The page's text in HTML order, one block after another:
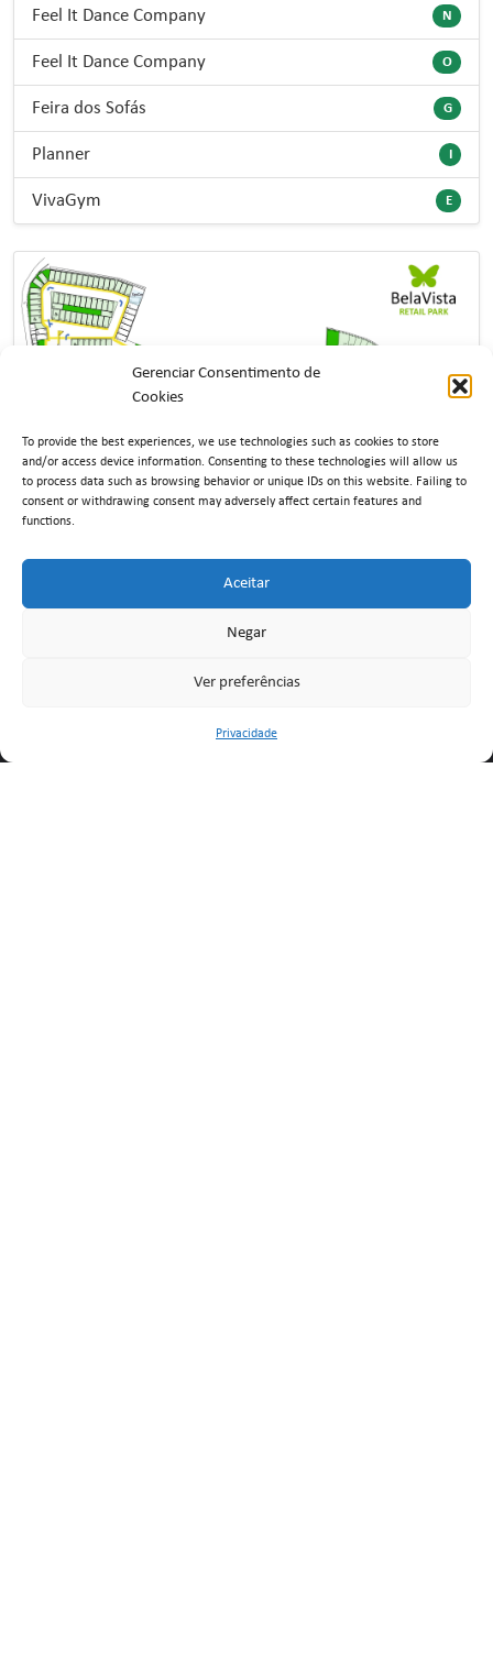
Gerenciar Consentimento de
Cookies
To provide the best experiences, we use technologies such as cookies to store
and/or access device information. Consenting to these technologies will allow us
to process data such as browsing behavior or unique IDs on this website. Failing to
consent or withdrawing consent may adversely affect certain features and
functions.
Aceitar
Negar
Ver preferências
Privacidade
Feel It Dance Company N
Feel It Dance Company O
Feira dos Sofás G
Planner I
VivaGym E